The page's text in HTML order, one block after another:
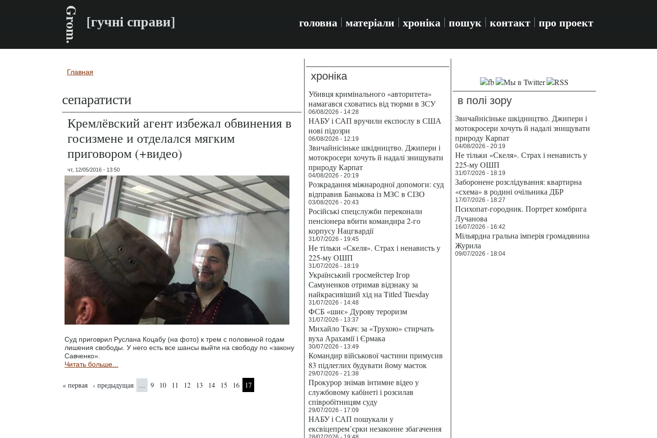
Grom. [гучні справи] головна матеріали хроніка пошук контакт про проект
Вы здесь
Главная
сепаратисти
Кремлёвский агент избежал обвинения в
госизмене и отделался мягким
приговором (+видео)
чт, 12/05/2016 - 13:50
Суд приговрил Руслана Коцабу (на фото) к трем с половиной годам
лишения свободы. У него есть все шансы выйти на свободу по «закону
Савченко».
Читать больше...
Страницы
« первая ‹ предыдущая … 9 10 11 12 13 14 15 16 17
хроніка
Убивця кримінального «авторитета»
намагався сховатись від тюрми в ЗСУ
06/08/2026 - 14:28
НАБУ і САП вручили експослу в США
нові підозри
06/08/2026 - 12:19
Звичайнісіньке шкідництво. Джипери і
мотокросери хочуть й надалі знищувати
природу Карпат
04/08/2026 - 20:19
Розкрадання міжнародної допомоги: суд
відправив Банькова із МЗС в СІЗО
03/08/2026 - 20:43
Російські спецслужби переконали
пенсіонера вбити командира 2-го
корпусу Нацгвардії
31/07/2026 - 19:45
Не тільки «Скеля». Страх і ненависть у
225-му ОШП
31/07/2026 - 18:19
Український гросмейстер Ігор
Самуненков отримав відзнаку за
найкрасивіший хід на Titled Tuesday
31/07/2026 - 14:48
ФСБ «шиє» Дурову тероризм
31/07/2026 - 13:37
Михайло Ткач: за «Трухою» стирчать
вуха Арахамії і Єрмака
30/07/2026 - 13:49
Командир військової частини примусив
83 підлеглих будувати йому маєток
29/07/2026 - 21:38
Прокурор знімав інтимне відео у
службовому кабінеті і розсилав
співробітницям суду
29/07/2026 - 17:09
НАБУ і САП пошукали у
ексвіцепрем’єрки незаконне збагачення
в полі зору
Звичайнісіньке шкідництво. Джипери і
мотокросери хочуть й надалі знищувати
природу Карпат
04/08/2026 - 20:19
Не тільки «Скеля». Страх і ненависть у
225-му ОШП
31/07/2026 - 18:19
Заборонене розслідування: квартирна
«схема» в родині очільника ДБР
17/07/2026 - 18:27
Психопат-городник. Портрет комбрига
Лучанова
16/07/2026 - 16:42
Мільярдна гральна імперія громадянина
Журила
09/07/2026 - 18:04